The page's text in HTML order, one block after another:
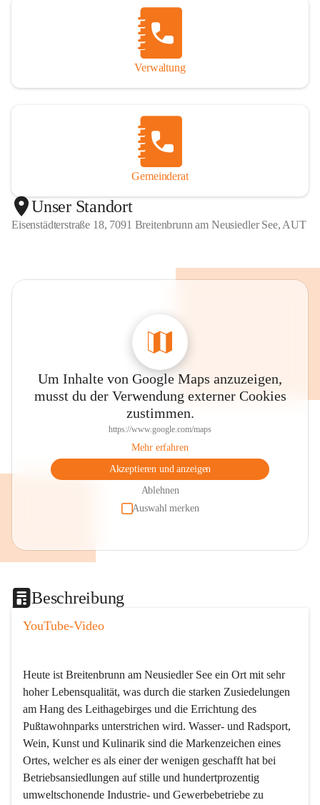
Verwaltung
Gemeinderat
Unser Standort
Eisenstädterstraße 18, 7091 Breitenbrunn am Neusiedler See, AUT
Um Inhalte von Google Maps anzuzeigen,
musst du der Verwendung externer Cookies
zustimmen.
https://www.google.com/maps
Mehr erfahren
Akzeptieren und anzeigen
Ablehnen
Auswahl merken
Beschreibung
YouTube-Video
Heute ist Breitenbrunn am Neusiedler See ein Ort mit sehr
hoher Lebensqualität, was durch die starken Zusiedelungen
am Hang des Leithagebirges und die Errichtung des
Pußtawohnparks unterstrichen wird. Wasser- und Radsport,
Wein, Kunst und Kulinarik sind die Markenzeichen eines
Ortes, welcher es als einer der wenigen geschafft hat bei
Betriebsansiedlungen auf stille und hundertprozentig
umweltschonende Industrie- und Gewerbebetriebe zu